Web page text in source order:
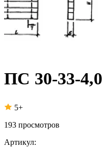
ПС 30-33-4,0
5+
193 просмотров
Артикул: